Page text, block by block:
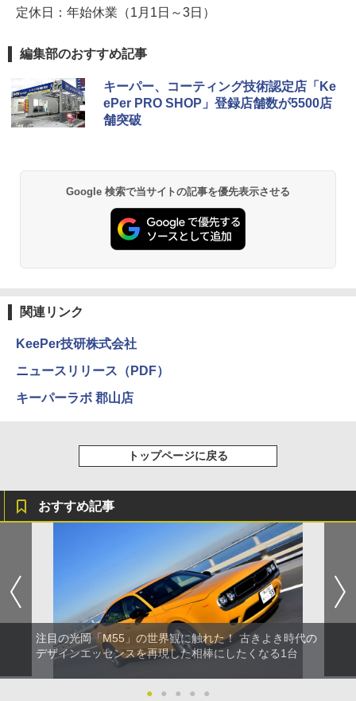
定休日：年始休業（1月1日～3日）
編集部のおすすめ記事
キーパー、コーティング技術認定店「Ke
ePer PRO SHOP」登録店舗数が5500店
舗突破
Google 検索で当サイトの記事を優先表示させる
関連リンク
KeePer技研株式会社
ニュースリリース（PDF）
キーパーラボ 郡山店
トップページに戻る
おすすめ記事
注目の光岡「M55」の世界観に触れた！ 古きよき時代の
デザインエッセンスを再現した相棒にしたくなる1台
● ● ● ● ●